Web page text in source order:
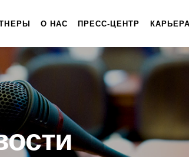
О НАС ПРЕСС-ЦЕНТР КАРЬЕРА